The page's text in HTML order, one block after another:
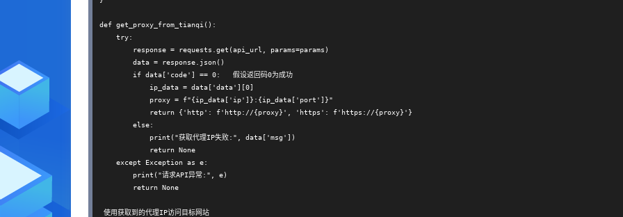
def get_proxy_from_tianqi():
    try:
        response = requests.get(api_url, params=params)
        data = response.json()
        if data['code'] == 0:   假设返回码0为成功
            ip_data = data['data'][0]
            proxy = f"{ip_data['ip']}:{ip_data['port']}"
            return {'http': f'http://{proxy}', 'https': f'https://{proxy}'}
        else:
            print("获取代理IP失败:", data['msg'])
            return None
    except Exception as e:
        print("请求API异常:", e)
        return None
使用获取到的代理IP访问目标网站